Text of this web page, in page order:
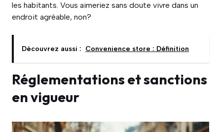
les habitants. Vous aimeriez sans doute vivre dans un
endroit agréable, non?
Découvrez aussi : Convenience store : Définition
Réglementations et sanctions
en vigueur